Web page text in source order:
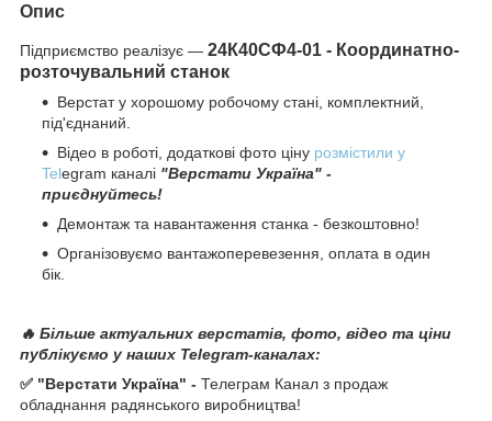
Опис
Підприємство реалізує — 24К40СФ4-01 - Координатно-
розточувальний станок
Верстат у хорошому робочому стані, комплектний,
під'єднаний.
Відео в роботі, додаткові фото ціну розмістили у
Telegram каналі "Верстати Україна" -
приєднуйтесь!
Демонтаж та навантаження станка - безкоштовно!
Організовуємо вантажоперевезення, оплата в один
бік.
🔥 Більше актуальних верстатів, фото, відео та ціни
публікуємо у наших Telegram-каналах:
✅ "Верстати Україна" - Телеграм Канал з продаж
обладнання радянського виробництва!